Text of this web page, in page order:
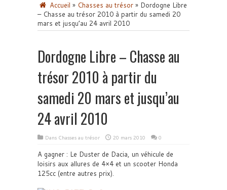
Accueil » Chasses au trésor » Dordogne Libre
– Chasse au trésor 2010 à partir du samedi 20
mars et jusqu’au 24 avril 2010
Dordogne Libre – Chasse au
trésor 2010 à partir du
samedi 20 mars et jusqu’au
24 avril 2010
Dans Chasses au trésor 20 mars 2010 0
A gagner : Le Duster de Dacia, un véhicule de
loisirs aux allures de 4×4 et un scooter Honda
125cc (entre autres prix).